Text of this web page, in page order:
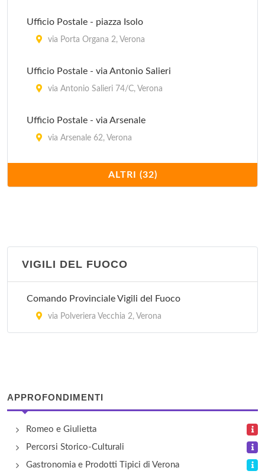
IAT
Ufficio Postale - piazza Isolo
via Porta Organa 2, Verona
Ufficio Postale - via Antonio Salieri
via Antonio Salieri 74/C, Verona
Ufficio Postale - via Arsenale
via Arsenale 62, Verona
Ufficio Postale - via Carlo Cattaneo
via Carlo Cattaneo 23, Verona
Ufficio Postale - via Ciro Menotti
Ufficio Postale - via Del Pontiere
via Del Pontiere 3/E, Verona
Ufficio Postale - via Dino Degani
via Dino Degani 1, Verona
ALTRI (32)
VIGILI DEL FUOCO
Comando Provinciale Vigili del Fuoco
via Polveriera Vecchia 2, Verona
APPROFONDIMENTI
Romeo e Giulietta
Percorsi Storico-Culturali
Gastronomia e Prodotti Tipici di Verona